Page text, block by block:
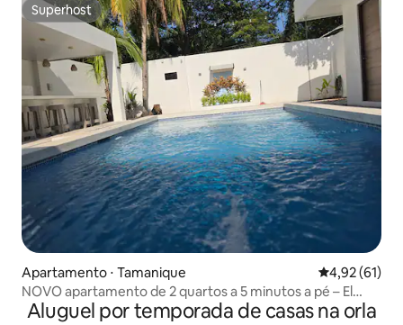
Superhost
Superhost
Apartamento ⋅ Tamanique 4,92 de uma
4,92 (61)
NOVO apartamento de 2 quartos a 5 minutos a pé – El
Tunco – chuveiro com água quente
Aluguel por temporada de casas na orla